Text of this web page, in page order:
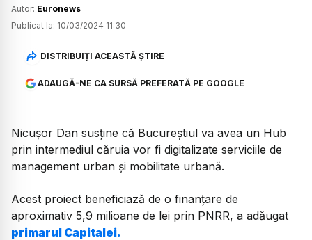
Autor: Euronews
Publicat la: 10/03/2024 11:30
DISTRIBUIȚI ACEASTĂ ȘTIRE
ADAUGĂ-NE CA SURSĂ PREFERATĂ PE GOOGLE
Nicuşor Dan susține că Bucureștiul va avea un Hub
prin intermediul căruia vor fi digitalizate serviciile de
management urban şi mobilitate urbană.
Acest proiect beneficiază de o finanţare de
aproximativ 5,9 milioane de lei prin PNRR, a adăugat
primarul Capitalei.